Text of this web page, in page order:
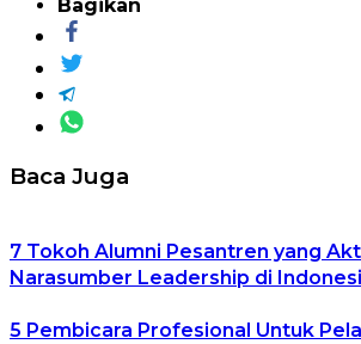
Bagikan
Baca Juga
7 Tokoh Alumni Pesantren yang
Narasumber Leadership di
5 Pembicara Profesional Untuk